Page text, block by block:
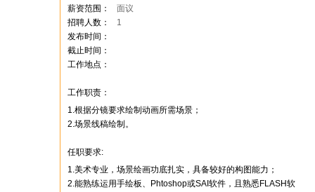
薪资范围：
面议
招聘人数：
1
发布时间：
截止时间：
工作地点：
工作职责：
1.根据分镜要求绘制动画所需场景；
2.场景线稿绘制。
任职要求:
1.美术专业，场景绘画功底扎实，具备较好的构图能力；
2.能熟练运用手绘板、Phtoshop或SAI软件，且熟悉FLASH软